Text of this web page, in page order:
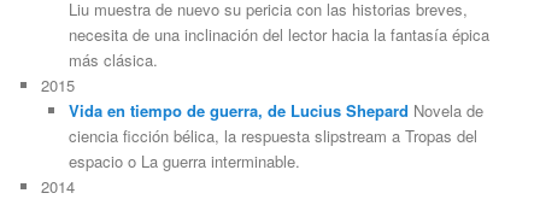
Liu muestra de nuevo su pericia con las historias breves,
necesita de una inclinación del lector hacia la fantasía épica
más clásica.
2015
Vida en tiempo de guerra, de Lucius Shepard Novela de
ciencia ficción bélica, la respuesta slipstream a Tropas del
espacio o La guerra interminable.
2014